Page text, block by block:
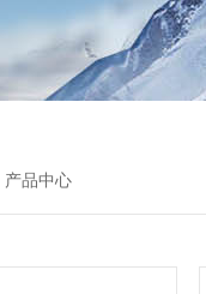
产品中心